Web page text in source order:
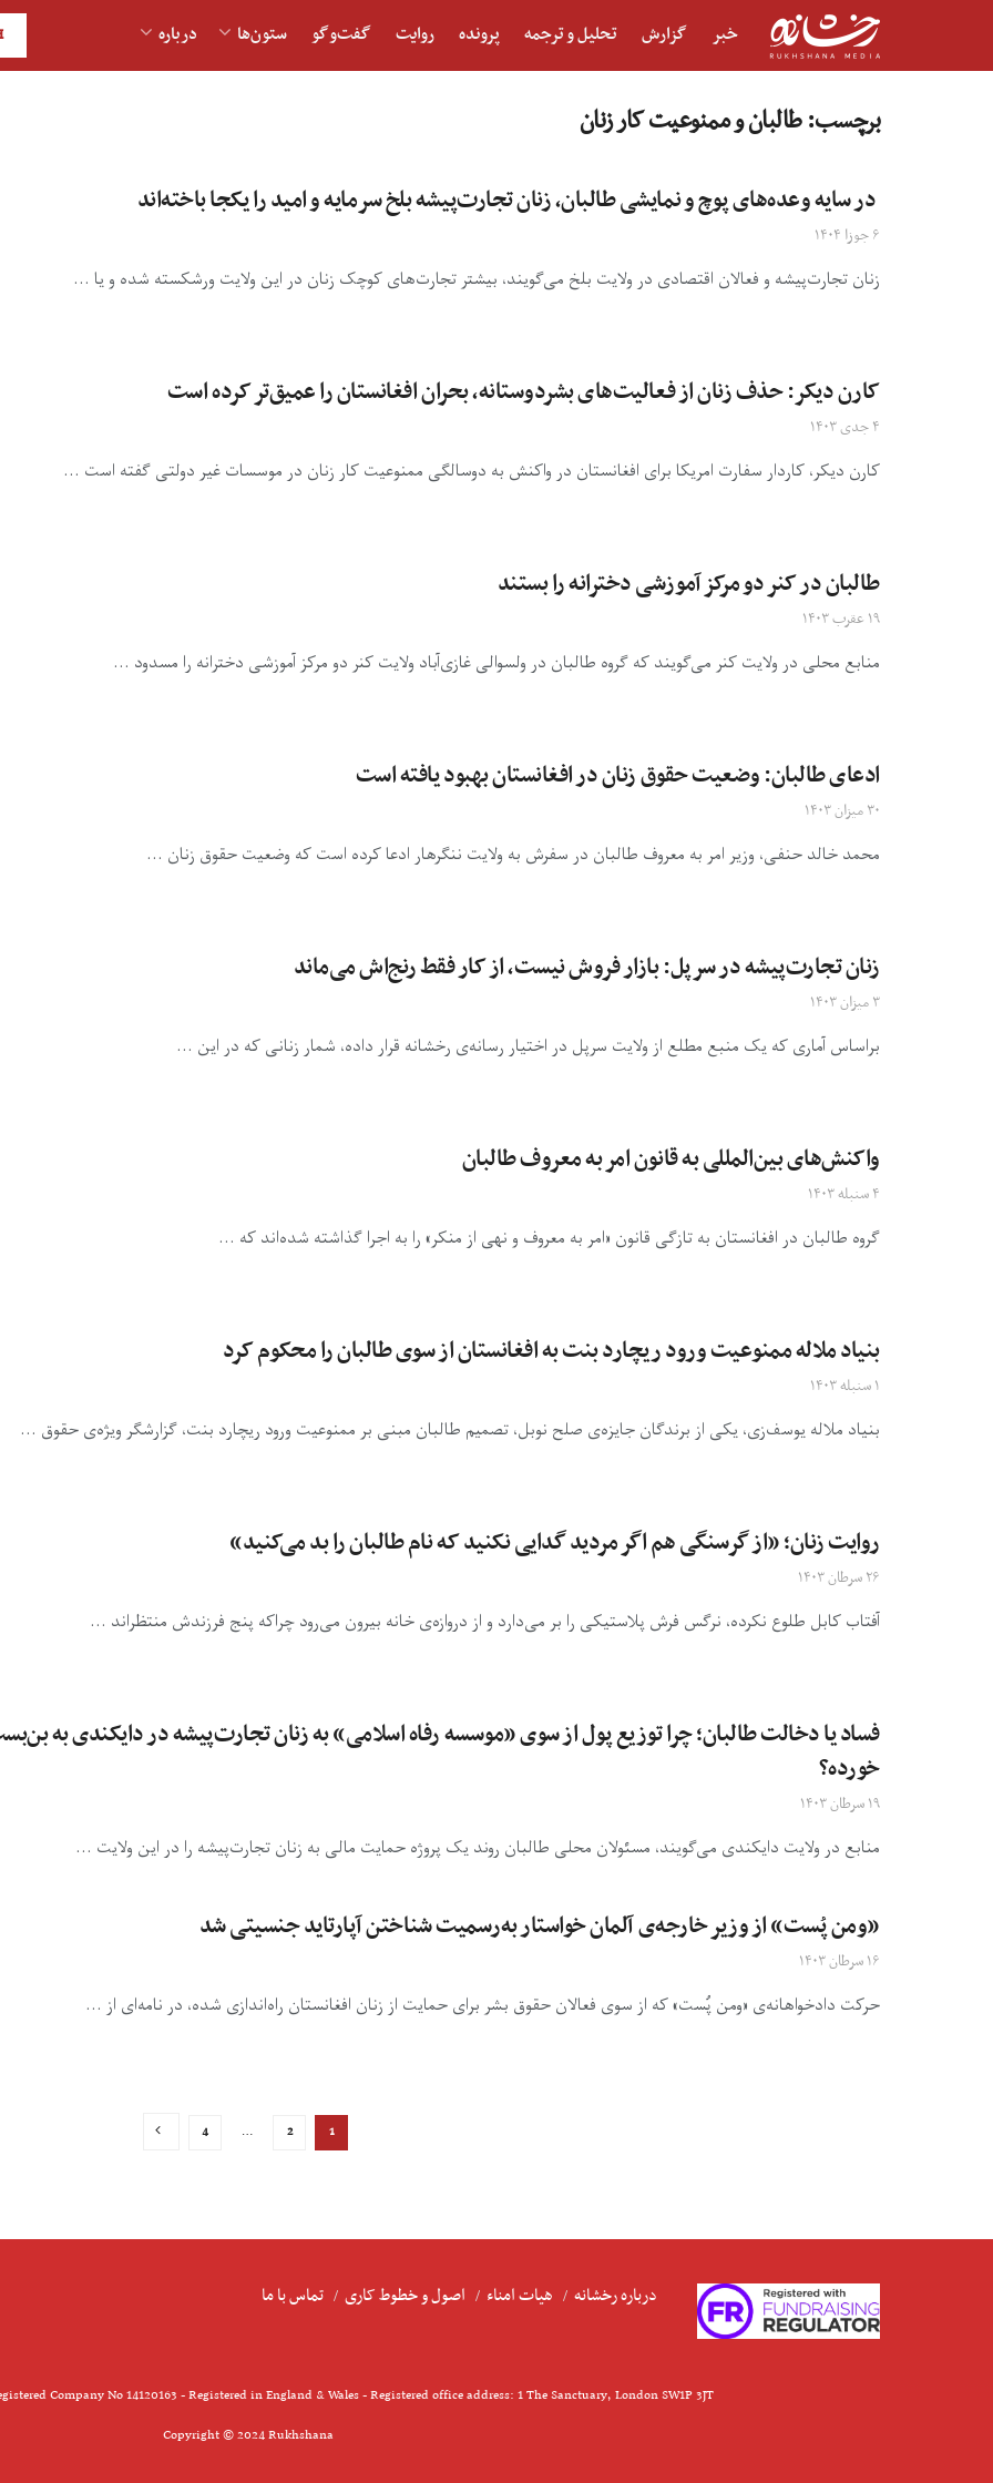
خبر گزارش تحلیل و ترجمه پرونده روایت گفت‌و‎گو ستون‌ها درباره
برچسب:طالبان و ممنوعیت کار زنان
در سایه وعده‌های پوچ و نمایشی طالبان، زنان تجارت‌پیشه بلخ سرمایه و امید را یکجا باخته‌اند
۶ جوزا ۱۴۰۴
زنان تجارت‌پیشه و فعالان اقتصادی در ولایت بلخ می‌گویند، بیشتر تجارت‌های کوچک زنان در این ولایت ورشکسته شده و یا ...
کارن دیکر: حذف زنان از فعالیت‌های بشردوستانه، بحران افغانستان را عمیق‌تر کرده است
۴ جدی ۱۴۰۳
کارن دیکر، کاردار سفارت امریکا برای افغانستان در واکنش به دوسالگی ممنوعیت کار زنان در موسسات غیر دولتی گفته است ...
طالبان در کنر دو مرکز آموزشی دخترانه را بستند
۱۹ عقرب ۱۴۰۳
منابع محلی در ولایت کنر می‌گویند که گروه طالبان در ولسوالی غازی‌آباد ولایت کنر دو مرکز آموزشی دخترانه را مسدود ...
ادعای طالبان: وضعیت حقوق زنان در افغانستان بهبود یافته است
۳۰ میزان ۱۴۰۳
محمد خالد حنفی، وزیر امر به معروف طالبان در سفرش به ولایت ننگرهار ادعا کرده است که وضعیت حقوق زنان ...
زنان تجارت‌پیشه در سرپل: بازار فروش نیست، از کار فقط رنج‌اش می‌ماند
۳ میزان ۱۴۰۳
براساس آماری که یک منبع مطلع از ولایت سرپل در اختیار رسانه‌ی رخشانه قرار داده، شمار زنانی که در این ...
واکنش‌‌های بین‌المللی به قانون امر به معروف طالبان
۴ سنبله ۱۴۰۳
گروه طالبان در افغانستان به تازگی قانون «امر به معروف و نهی از منکر» را به اجرا گذاشته شده‌اند که ...
بنیاد ملاله ممنوعیت ورود ریچارد بنت به افغانستان از سوی طالبان را محکوم کرد
۱ سنبله ۱۴۰۳
بنیاد ملاله یوسف‌زی، یکی از برندگان جایزه‌ی صلح نوبل، تصمیم طالبان مبنی بر ممنوعیت ورود ریچارد بنت، گزارشگر ویژه‌ی حقوق ...
روایت زنان؛ «از گرسنگی هم اگر مردید گدایی نکنید که نام طالبان را بد می‌کنید»
۲۶ سرطان ۱۴۰۳
آفتاب کابل طلوع نکرده، نرگس فرش پلاستیکی را بر می‌دارد و از دروازه‌ی خانه‌ بیرون می‌رود چراکه پنج فرزندش منتظراند ...
فساد یا دخالت طالبان؛ چرا توزیع پول از سوی «موسسه رفاه اسلامی» به زنان تجارت‌پیشه در دایکندی به
خورده؟
۱۹ سرطان ۱۴۰۳
منابع در ولایت دایکندی می‌گویند، مسئولان محلی طالبان روند یک پروژه حمایت مالی به زنان تجارت‌پیشه را در این ولایت ...
«ومن پُست» از وزیر خارجه‌ی آلمان خواستار به‌رسمیت شناختن آپارتاید جنسیتی شد
۱۶ سرطان ۱۴۰۳
حرکت دادخواهانه‌ی «ومن پُست» که از سوی فعالان حقوق بشر برای حمایت از زنان افغانستان راه‌اندازی شده، در نامه‌ای از ...
1
2
…
4
درباره رخشانه هیات امناء اصول و خطوط کاری تماس با ما
Company No 14120163 - Registered in England & Wales - Registered office address: 1 The Sanctuary, London SW1P 3JT
Copyright © 2024 Rukhshana